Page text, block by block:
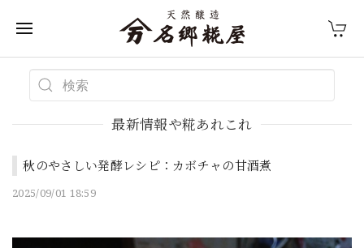
最新情報や糀あれこれ
秋のやさしい発酵レシピ：カボチャの甘酒煮
2025/09/01 18:59